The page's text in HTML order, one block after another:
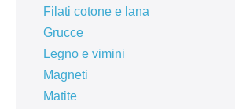
Filati cotone e lana
Grucce
Legno e vimini
Magneti
Matite